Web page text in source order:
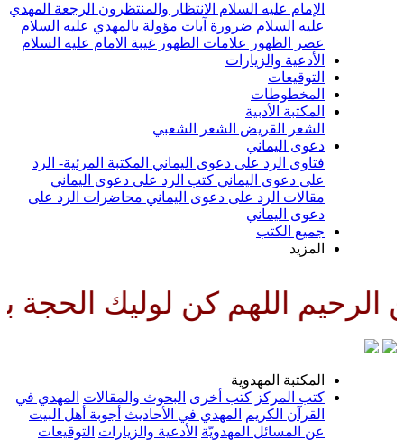
عليه السلامالانتظار والمنتظرونالرجعةالمهدي
السلام ضرورة آيات مؤولة بالمهدي عليه السلام
علامات الظهورغيبة الامام عليه السلام
والزيارات
الأدبية
الشعر الشعبي
اليماني
الرد على دعوى اليماني المكتبة المرئية- الرد
دعوى اليماني كتب الرد على دعوى اليماني
الرد على دعوى اليماني محاضرات الرد على
كن لوليك الحجة بن الحسن
المهدوية
كتب أخرى البحوث والمقالات المهدي في
المهدي في الأحاديث أجوبة أهل البيت
المسائل المهدويّة الأدعية والزيارات التوقيعات